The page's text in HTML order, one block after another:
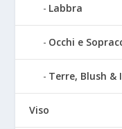
Labbra
Occhi e
Terre, Blush
Viso